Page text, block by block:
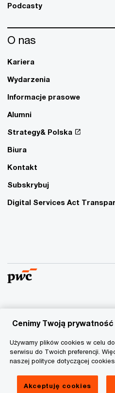
Podcasty
O nas
Kariera
Wydarzenia
Informacje prasowe
Alumni
Strategy& Polska
Biura
Kontakt
Subskrybuj
Digital Services Act
© 2015 - 2026 PwC. Wszelkie
PwC odnosi się do firm
informacji na stronie
Informacja o ciasteczkach
Cenimy Twoją prywatność
Używamy plików cookies w celu
serwisu do Twoich preferencji.
naszej polityce dotyczącej cookies.
Akceptuję cookies